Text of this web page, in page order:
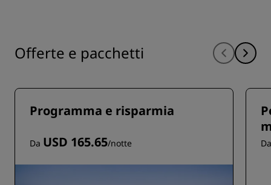
Offerte e pacchetti
Programma e risparmia
Da USD 165.65/notte